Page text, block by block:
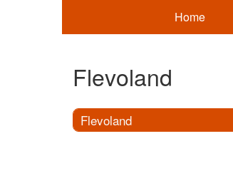
Home
Flevoland
Flevoland